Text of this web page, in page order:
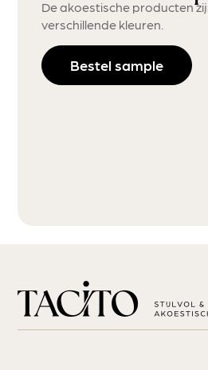
De akoestische producten
verschillende kleuren.
Bestel sample